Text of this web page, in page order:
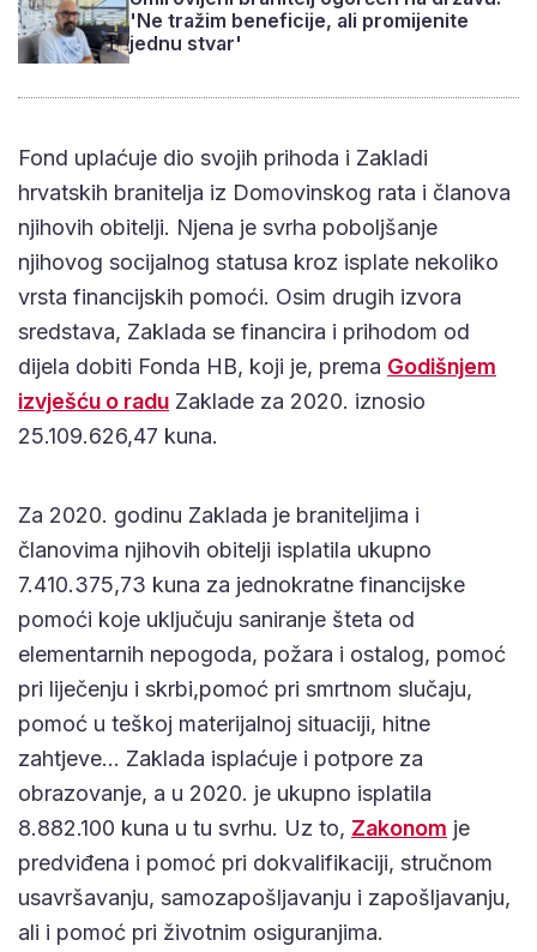
'Ne tražim beneficije, ali promijenite
jednu stvar'
Fond uplaćuje dio svojih prihoda i Zakladi
hrvatskih branitelja iz Domovinskog rata i članova
njihovih obitelji. Njena je svrha poboljšanje
njihovog socijalnog statusa kroz isplate nekoliko
vrsta financijskih pomoći. Osim drugih izvora
sredstava, Zaklada se financira i prihodom od
dijela dobiti Fonda HB, koji je, prema Godišnjem
izvješću o radu Zaklade za 2020. iznosio
25.109.626,47 kuna.
Za 2020. godinu Zaklada je braniteljima i
članovima njihovih obitelji isplatila ukupno
7.410.375,73 kuna za jednokratne financijske
pomoći koje uključuju saniranje šteta od
elementarnih nepogoda, požara i ostalog, pomoć
pri liječenju i skrbi,pomoć pri smrtnom slučaju,
pomoć u teškoj materijalnoj situaciji, hitne
zahtjeve… Zaklada isplaćuje i potpore za
obrazovanje, a u 2020. je ukupno isplatila
8.882.100 kuna u tu svrhu. Uz to, Zakonom je
predviđena i pomoć pri dokvalifikaciji, stručnom
usavršavanju, samozapošljavanju i zapošljavanju,
ali i pomoć pri životnim osiguranjima.